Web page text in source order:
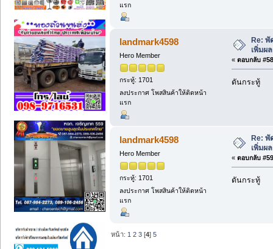
แรก
landmark4598
Hero Member
กระทู้: 1701
ลงประกาศ โพสสินค้าให้ติดหน้า
แรก
Re: พั
เพิ่มผ
« ตอบกลับ
ดันกระทู้
landmark4598
Hero Member
กระทู้: 1701
ลงประกาศ โพสสินค้าให้ติดหน้า
แรก
Re: พั
เพิ่มผ
« ตอบกลับ
ดันกระทู้
หน้า: 1 2 3 [4]5